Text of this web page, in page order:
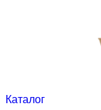
Каталог